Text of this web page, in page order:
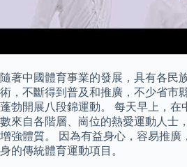
隨著中國體育事業的發展，具有各民
術，不斷得到普及和推廣，不少省市
蓬勃開展八段錦運動。 每天早上，在
數來自各階層、崗位的熱愛運動人士
增強體質。 因為有益身心，容易推廣
身的傳統體育運動項目。